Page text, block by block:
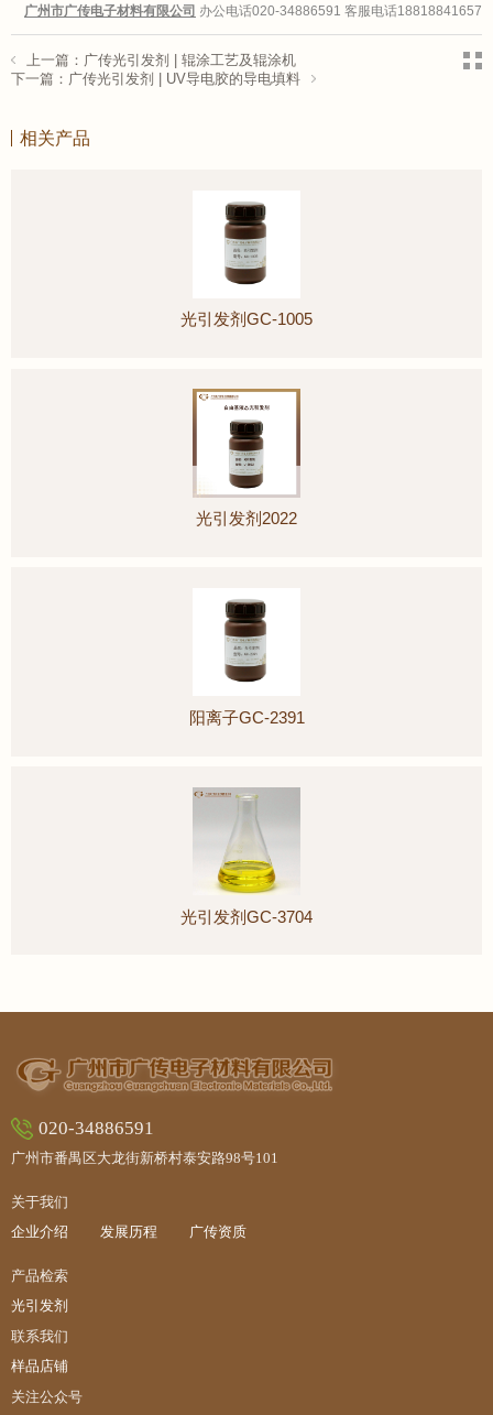
广州市广传电子材料有限公司 办公电话020-34886591 客服电话18818841657
上一篇：广传光引发剂 | 辊涂工艺及辊涂机
下一篇：广传光引发剂 | UV导电胶的导电填料
相关产品
光引发剂GC-1005
光引发剂2022
阳离子GC-2391
光引发剂GC-3704
关于我们
企业介绍 发展历程 广传资质
产品检索
光引发剂
联系我们
样品店铺
关注公众号
020-34886591
广州市番禺区大龙街新桥村泰安路98号101